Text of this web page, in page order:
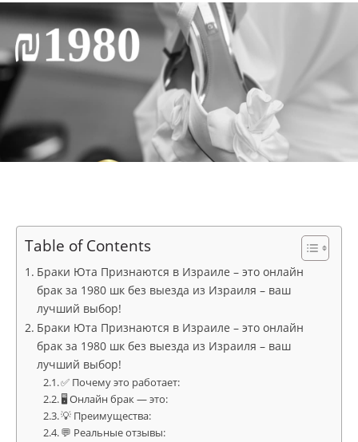
Table of Contents
Браки Юта Признаются в Израиле – это онлайн
брак за 1980 шк без выезда из Израиля – ваш
лучший выбор!
Браки Юта Признаются в Израиле – это онлайн
брак за 1980 шк без выезда из Израиля – ваш
лучший выбор!
✅ Почему это работает:
🖥️ Онлайн брак — это:
💡 Преимущества:
💬 Реальные отзывы: